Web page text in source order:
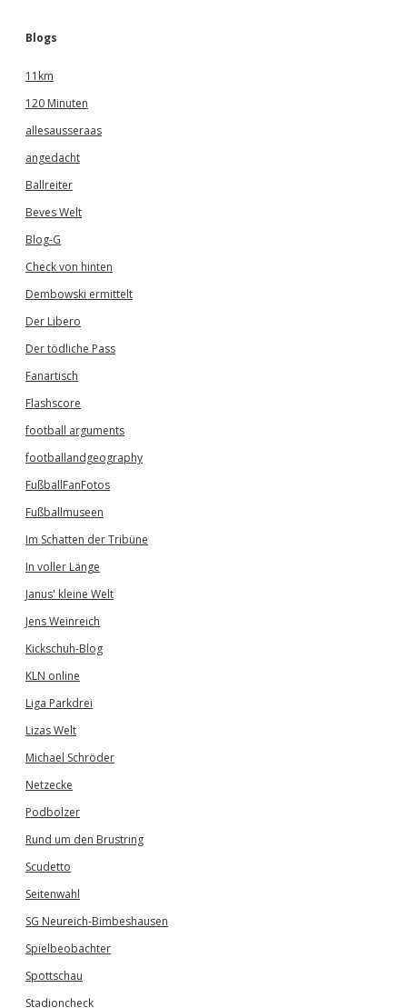
Blogs
11km
120 Minuten
allesausseraas
angedacht
Ballreiter
Beves Welt
Blog-G
Check von hinten
Dembowski ermittelt
Der Libero
Der tödliche Pass
Fanartisch
Flashscore
football arguments
footballandgeography
FußballFanFotos
Fußballmuseen
Im Schatten der Tribüne
In voller Länge
Janus' kleine Welt
Jens Weinreich
Kickschuh-Blog
KLN online
Liga Parkdrei
Lizas Welt
Michael Schröder
Netzecke
Podbolzer
Rund um den Brustring
Scudetto
Seitenwahl
SG Neureich-Bimbeshausen
Spielbeobachter
Spottschau
Stadioncheck